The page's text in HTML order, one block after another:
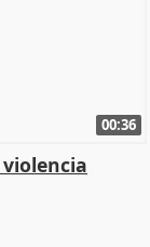
00:36